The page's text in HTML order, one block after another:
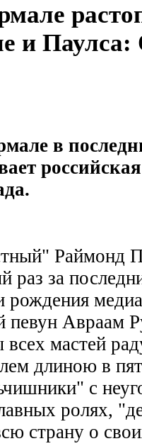
и Паулса:
в
Раймонд
за
рождения
певун Авраам
всех мастей
длиною в
с
ролях,
страну о